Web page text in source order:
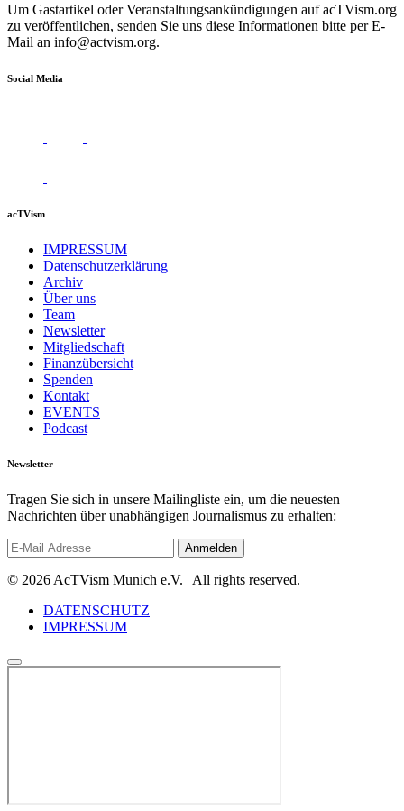
Um Gastartikel oder Veranstaltungsankündigungen auf acTVism.org
zu veröffentlichen, senden Sie uns diese Informationen bitte per E-
Mail an info@actvism.org.
Social Media
acTVism
IMPRESSUM
Datenschutzerklärung
Archiv
Über uns
Team
Newsletter
Mitgliedschaft
Finanzübersicht
Spenden
Kontakt
EVENTS
Podcast
Newsletter
Tragen Sie sich in unsere Mailingliste ein, um die neuesten
Nachrichten über unabhängigen Journalismus zu erhalten:
© 2026 AcTVism Munich e.V. | All rights reserved.
DATENSCHUTZ
IMPRESSUM